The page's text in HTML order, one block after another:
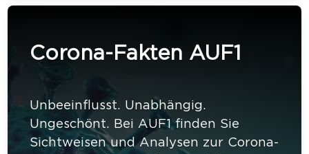
Corona-Fakten AUF1
Unbeeinflusst. Unabhängig.
Ungeschönt. Bei AUF1 finden Sie
Sichtweisen und Analysen zur Corona-